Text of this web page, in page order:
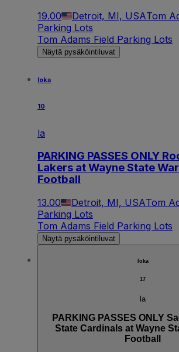
19.00 Detroit, MI, USATom
Parking Lots
Tom Adams Field Parking Lots
Näytä pysäköintiluvat
loka
10
la
PARKING PASSES ONLY
Lakers at Wayne State
Football
13.00 Detroit, MI, USATom
Parking Lots
Tom Adams Field Parking Lots
Näytä pysäköintiluvat
loka
17
la
PARKING PASSES ONLY
State Cardinals at Wayne
Football